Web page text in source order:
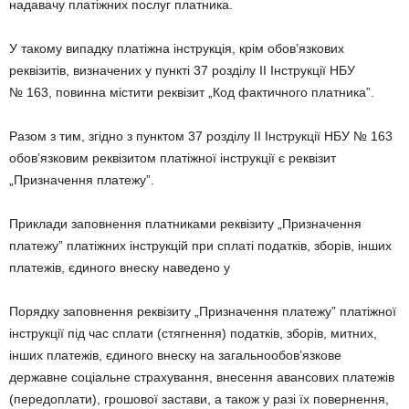
надавачу платіжних послуг платника.
У такому випадку платіжна інструкція, крім обов’язкових
реквізитів, визначених у пункті 37 розділу II Інструкції НБУ
№ 163, повинна містити реквізит „Код фактичного платника”.
Разом з тим, згідно з пунктом 37 розділу II Інструкції НБУ № 163
обов’язковим реквізитом платіжної інструкції є реквізит
„Призначення платежу”.
Приклади заповнення платниками реквізиту „Призначення
платежу” платіжних інструкцій при сплаті податків, зборів, інших
платежів, єдиного внеску наведено у
Порядку заповнення реквізиту „Призначення платежу” платіжної
інструкції під час сплати (стягнення) податків, зборів, митних,
інших платежів, єдиного внеску на загальнообов’язкове
державне соціальне страхування, внесення авансових платежів
(передоплати), грошової застави, а також у разі їх повернення,